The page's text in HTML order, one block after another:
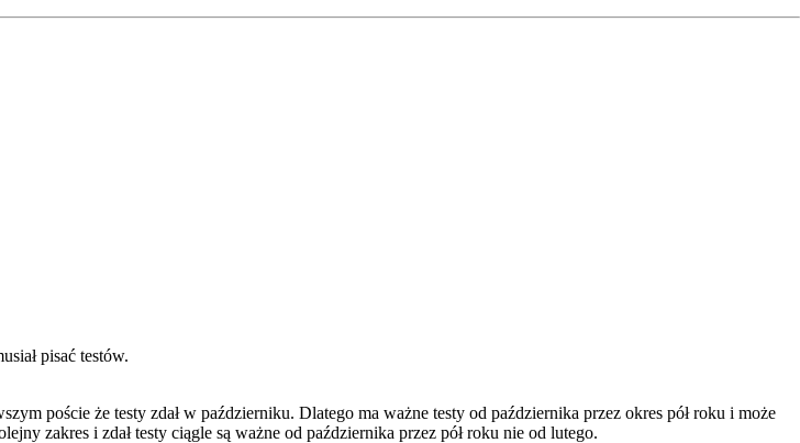
pisać testów.
poście że testy zdał w październiku. Dlatego ma ważne testy od października przez okres pół roku i może
zakres i zdał testy ciągle są ważne od października przez pół roku nie od lutego.